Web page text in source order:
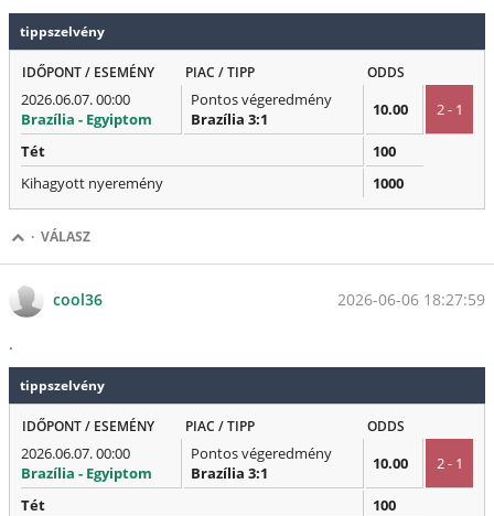
tippszelvény
IDŐPONT / ESEMÉNY PIAC / TIPP ODDS
2026.06.07. 00:00
Brazília - Egyiptom
Pontos végeredmény
Brazília 3:1
10.00 2 - 1
Tét
100
Kihagyott nyeremény
1000
· VÁLASZ
cool36 2026-06-06 18:27:59
.
tippszelvény
IDŐPONT / ESEMÉNY PIAC / TIPP ODDS
2026.06.07. 00:00
Brazília - Egyiptom
Pontos végeredmény
Brazília 3:1
10.00 2 - 1
Tét
100